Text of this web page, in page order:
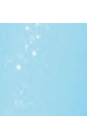
/* Suivi Google